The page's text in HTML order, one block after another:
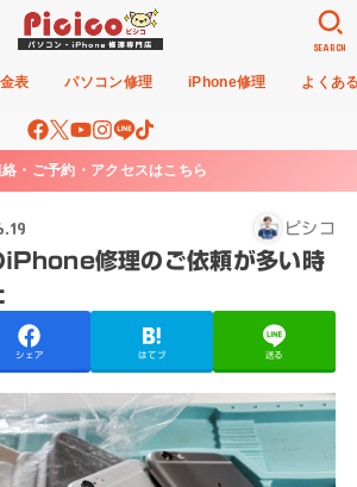
表 パソコン修理 iPhone修理 よくあ
SEARCH
絡・ご予約・アクセスはこちら
ピシコ
iPhone修理のご依頼が多い時
シェア はてブ 送る